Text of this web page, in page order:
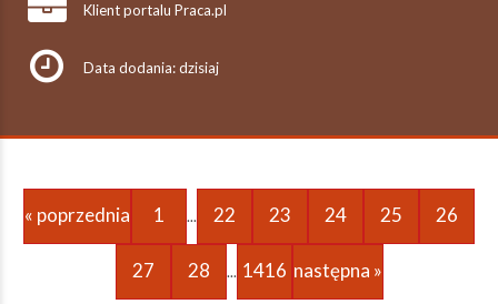
Klient portalu Praca.pl
Data dodania: dzisiaj
« poprzednia 1 ... 22 23 24 25 26
27 28 ... 1416 następna »